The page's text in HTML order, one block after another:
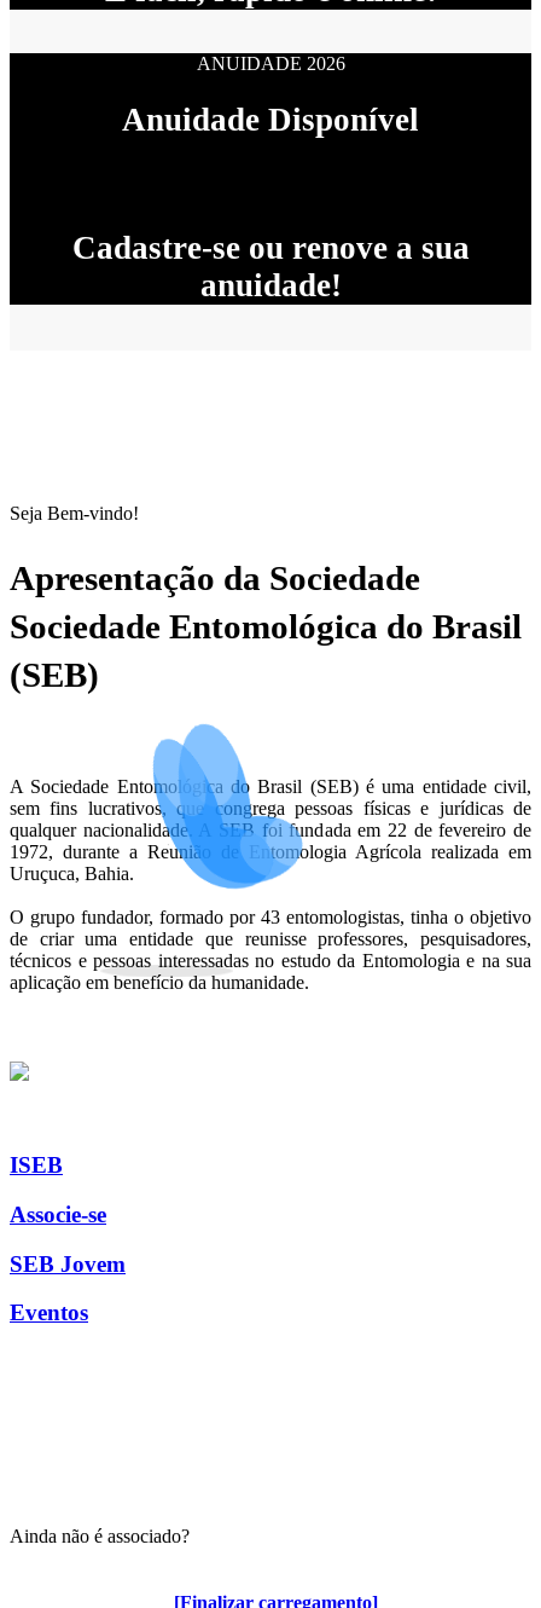
[Finalizar carregamento]
ANUIDADE 2026
Anuidade Disponível
Cadastre-se ou renove a sua
anuidade!
Seja Bem-vindo!
Apresentação da Sociedade
Sociedade Entomológica do Brasil
(SEB)
A Sociedade Entomológica do Brasil (SEB) é uma entidade civil,
sem fins lucrativos, que congrega pessoas físicas e jurídicas de
qualquer nacionalidade. A SEB foi fundada em 22 de fevereiro de
1972, durante a Reunião de Entomologia Agrícola realizada em
Uruçuca, Bahia.
O grupo fundador, formado por 43 entomologistas, tinha o objetivo
de criar uma entidade que reunisse professores, pesquisadores,
técnicos e pessoas interessadas no estudo da Entomologia e na sua
aplicação em benefício da humanidade.
ISEB
Associe-se
SEB Jovem
Eventos
Ainda não é associado?
Algumas vantagens para associados